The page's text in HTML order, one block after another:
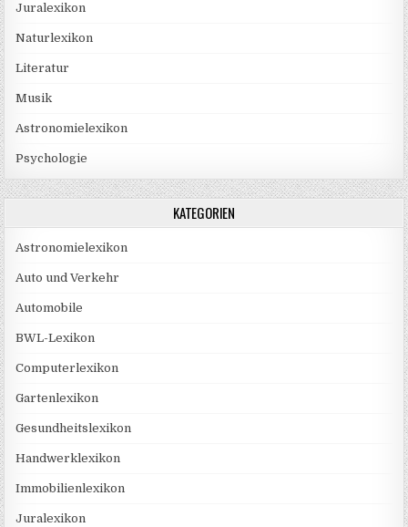
Juralexikon
Naturlexikon
Literatur
Musik
Astronomielexikon
Psychologie
KATEGORIEN
Astronomielexikon
Auto und Verkehr
Automobile
BWL-Lexikon
Computerlexikon
Gartenlexikon
Gesundheitslexikon
Handwerklexikon
Immobilienlexikon
Juralexikon